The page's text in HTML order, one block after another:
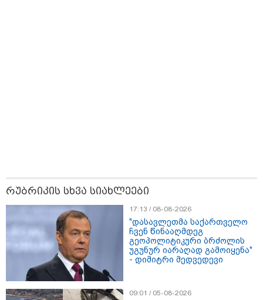
"ზურგს უკან ლაჩრულად მომეპარნენ და თავს
დამესხნენ - ასფალტზე თავი მრავალჯერ
დამარტყმევინეს, მირტყეს მუშტები" - რას ჰყვება
კურიერი, რომელსაც არასრულწლოვანები სასტიკად
გაუსწორდნენ?
რუბრიკის სხვა სიახლეები
17:13 / 08-08-2026
"დასავლეთმა საქართველო
ჩვენ წინააღმდეგ
გეოპოლიტიკური ბრძოლის
უგუნურ იარაღად გამოიყენა"
- დიმიტრი მედვედევი
09:01 / 05-08-2026